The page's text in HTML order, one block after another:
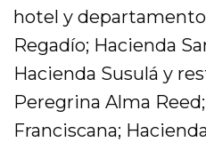
hotel y
Regadío; Hacienda
Hacienda Susulá y
Peregrina Alma
Franciscana;